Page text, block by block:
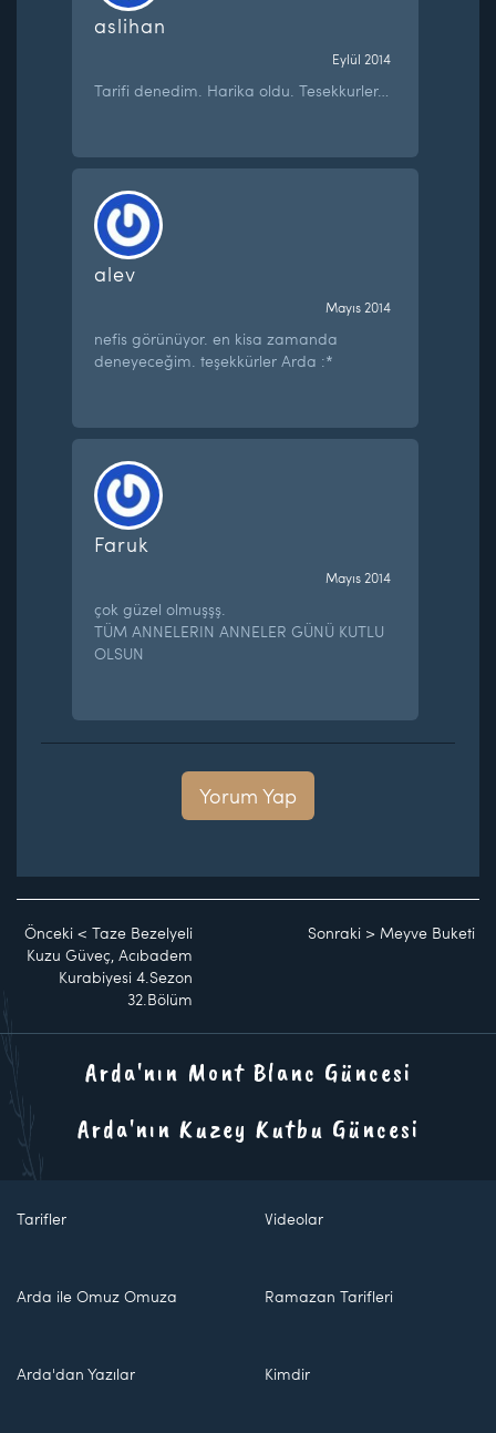
aslihan
Eylül 2014
Tarifi denedim. Harika oldu. Tesekkurler…
alev
Mayıs 2014
nefis görünüyor. en kisa zamanda
deneyeceğim. teşekkürler Arda :*
Faruk
Mayıs 2014
çok güzel olmuşşş.
TÜM ANNELERIN ANNELER GÜNÜ KUTLU
OLSUN
Yorum Yap
Önceki < Taze Bezelyeli
Kuzu Güveç, Acıbadem
Kurabiyesi 4.Sezon
32.Bölüm
Sonraki > Meyve Buketi
Arda'nın Mont Blanc Güncesi
Arda'nın Kuzey Kutbu Güncesi
Tarifler Videolar
Arda ile Omuz Omuza Ramazan Tarifleri
Arda'dan Yazılar Kimdir